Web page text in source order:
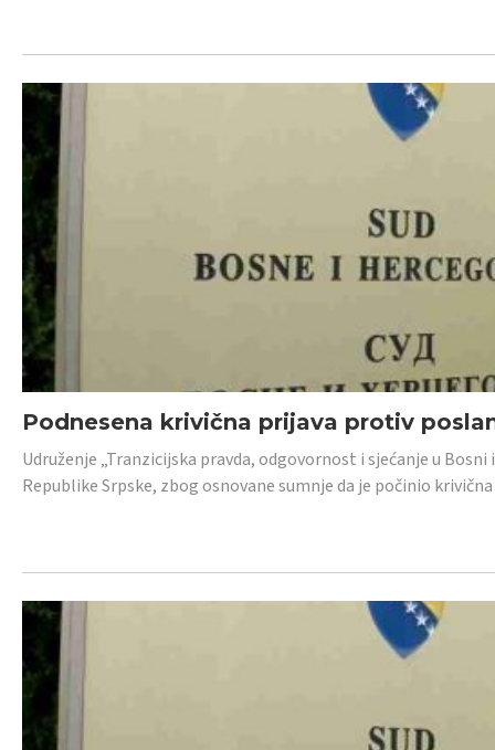
Podnesena krivična prijava protiv
Udruženje „Tranzicijska pravda, odgovornost i sjećanje u
Republike Srpske, zbog osnovane sumnje da je počinio